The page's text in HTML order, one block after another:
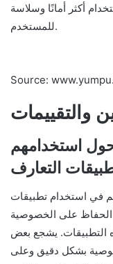
أكثر أمانًا وسلاسة
للمستخدم.
Source:
والتقييمات
استخدامهم
التعارف
في استخدام تطبيقات
الحفاظ على الخصوصية
التطبيقات. يشجع بعض
بشكل دقيق وعلى